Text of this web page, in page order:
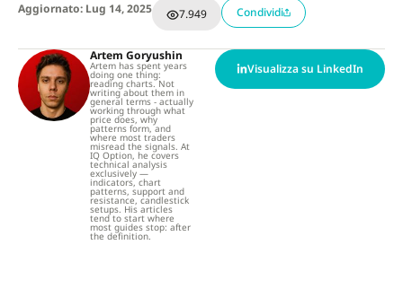
Aggiornato: Lug 14, 2025 7.949 Condividi
Artem Goryushin
Artem has spent years
doing one thing:
reading charts. Not
writing about them in
general terms - actually
working through what
price does, why
patterns form, and
where most traders
misread the signals. At
IQ Option, he covers
technical analysis
exclusively —
indicators, chart
patterns, support and
resistance, candlestick
setups. His articles
tend to start where
most guides stop: after
the definition.
Visualizza su LinkedIn